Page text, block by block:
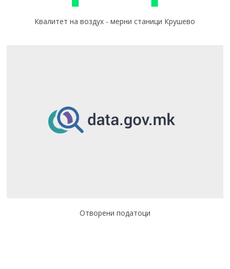
Квалитет на воздух - мерни станици Крушево
Отворени податоци